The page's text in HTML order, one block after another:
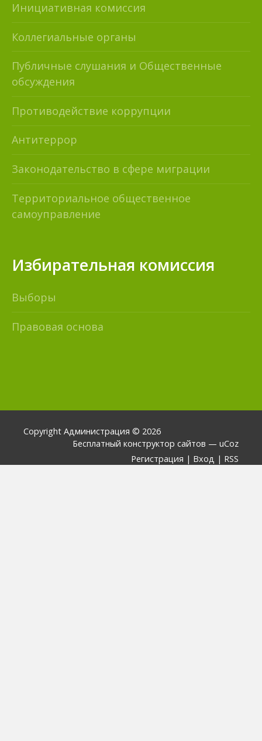
Инициативная комиссия
Коллегиальные органы
Публичные слушания и Общественные
обсуждения
Противодействие коррупции
Антитеррор
Законодательство в сфере миграции
Территориальное общественное
самоуправление
Избирательная комиссия
Выборы
Правовая основа
Copyright Администрация © 2026
Бесплатный конструктор сайтов — uCoz
Регистрация | Вход | RSS